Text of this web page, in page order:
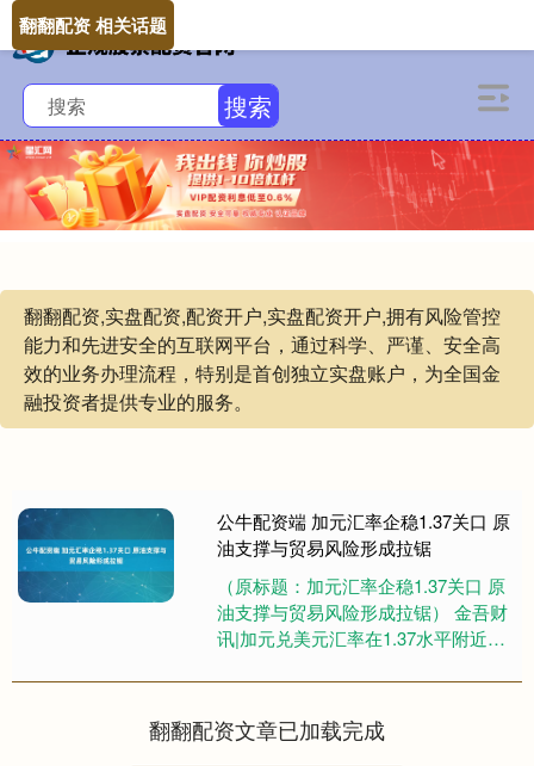
搜索
翻翻配资,实盘配资,配资开户,实盘配资开户,拥有风险管控
能力和先进安全的互联网平台，通过科学、严谨、安全高
效的业务办理流程，特别是首创独立实盘账户，为全国金
融投资者提供专业的服务。
翻翻配资 相关话题
公牛配资端 加元汇率企稳1.37关口 原
油支撑与贸易风险形成拉锯
（原标题：加元汇率企稳1.37关口 原
油支撑与贸易风险形成拉锯） 金吾财
讯|加元兑美元汇率在1.37水平附近持
空因素交织格局：一....
翻翻配资文章已加载完成